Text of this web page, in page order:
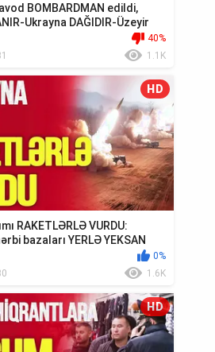
BOMBARDMAN edildi,
Ukrayna DAĞIDIR-Üzeyir
40%
1.1K
HD
RAKETLƏRLƏ VURDU:
bazaları YERLƏ YEKSAN
0%
1.6K
HD